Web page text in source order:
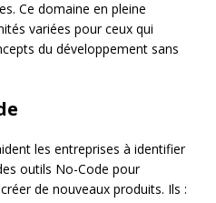
Ce domaine en pleine
variées pour ceux qui
du développement sans
les entreprises à identifier
outils No-Code pour
de nouveaux produits. Ils :